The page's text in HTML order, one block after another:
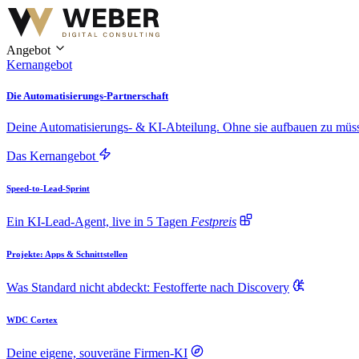
Angebot
Kernangebot
Die Automatisierungs-Partnerschaft
Deine Automatisierungs- & KI-Abteilung. Ohne sie aufbauen zu
Das Kernangebot
Speed-to-Lead-Sprint
Ein KI-Lead-Agent, live in 5 Tagen Festpreis
Projekte: Apps & Schnittstellen
Was Standard nicht abdeckt: Festofferte nach Discovery
WDC Cortex
Deine eigene, souveräne Firmen-KI